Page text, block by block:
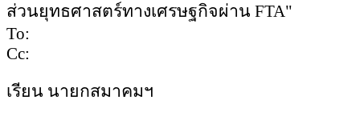
ส่วนยุทธศาสตร์ทางเศรษฐกิจผ่าน FTA"
To:
Cc:
เรียน นายกสมาคมฯ